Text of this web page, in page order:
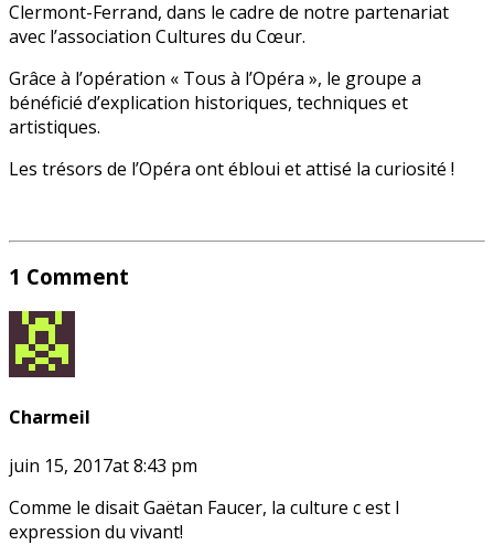
Clermont-Ferrand, dans le cadre de notre partenariat
avec l’association Cultures du Cœur.
Grâce à l’opération « Tous à l’Opéra », le groupe a
bénéficié d’explication historiques, techniques et
artistiques.
Les trésors de l’Opéra ont ébloui et attisé la curiosité !
1 Comment
Charmeil
juin 15, 2017at 8:43 pm
Comme le disait Gaëtan Faucer, la culture c est l
expression du vivant!